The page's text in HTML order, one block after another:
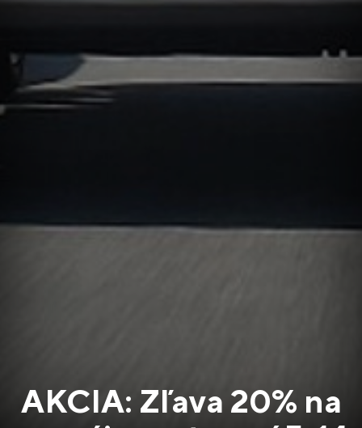
AKCIA: Zľava 20% na